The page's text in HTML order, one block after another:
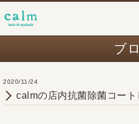
ブ
2020/11/24
calmの店内抗菌除菌コート